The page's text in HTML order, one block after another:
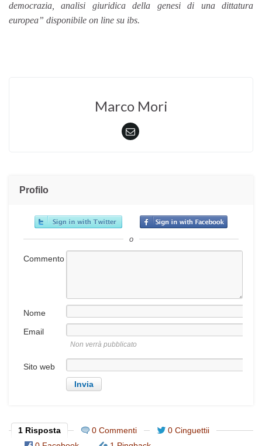
democrazia, analisi giuridica della genesi di una dittatura
europea” disponibile on line su ibs.
Marco Mori
Profilo
o
Commento
Nome
Email
Non verrà pubblicato
Sito web
1 Risposta 0 Commenti
0 Cinguettii